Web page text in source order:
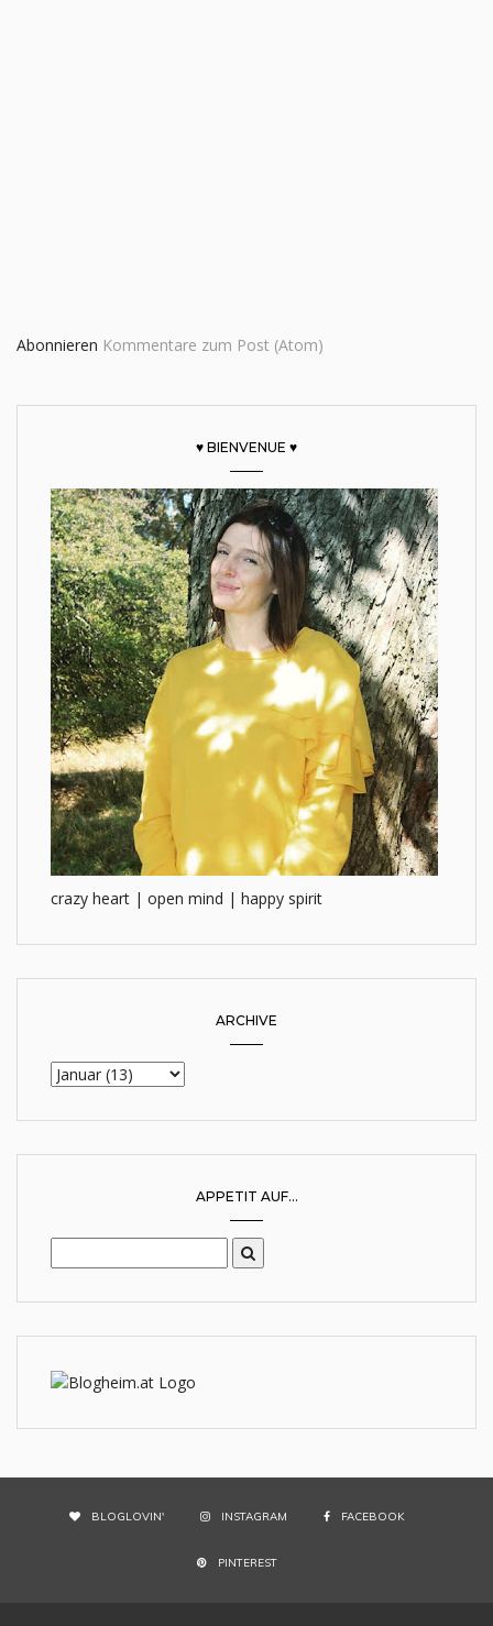
Abonnieren Kommentare zum Post (Atom)
♥ BIENVENUE ♥
crazy heart | open mind | happy spirit
ARCHIVE
APPETIT AUF...
BLOGLOVIN' INSTAGRAM FACEBOOK
PINTEREST